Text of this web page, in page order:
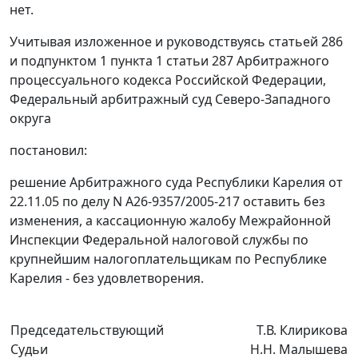
нет.
Учитывая изложенное и руководствуясь статьей 286
и подпунктом 1 пункта 1 статьи 287Арбитражного
процессуального кодекса Российской Федерации,
Федеральный арбитражный суд Северо-Западного
округа
постановил:
решение Арбитражного суда Республики Карелия от
22.11.05 по делу N А26-9357/2005-217 оставить без
изменения, а кассационную жалобу Межрайонной
Инспекции Федеральной налоговой службы по
крупнейшим налогоплательщикам по Республике
Карелия - без удовлетворения.
Председательствующий
Судьи
Т.В. Клирикова
Н.Н. Малышева